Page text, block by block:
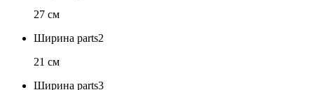
27 см
Ширина parts2
21 см
Ширина parts3